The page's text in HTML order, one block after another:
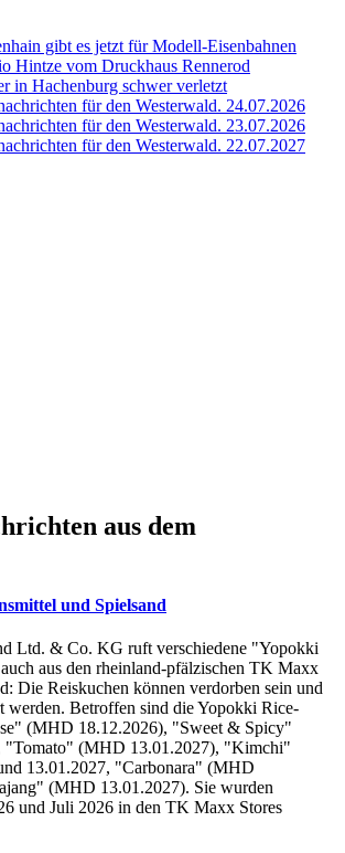
gibt es jetzt für Modell-Eisenbahnen
Hintze vom Druckhaus Rennerod
in Hachenburg schwer verletzt
für den Westerwald. 24.07.2026
für den Westerwald. 23.07.2026
für den Westerwald. 22.07.2027
aus dem
und Spielsand
Ltd. & Co. KG ruft verschiedene "Yopokki
aus den rheinland-pfälzischen TK Maxx
Die Reiskuchen können verdorben sein und
werden. Betroffen sind die Yopokki Rice-
(MHD 18.12.2026), "Sweet & Spicy"
"Tomato" (MHD 13.01.2027), "Kimchi"
13.01.2027, "Carbonara" (MHD
(MHD 13.01.2027). Sie wurden
und Juli 2026 in den TK Maxx Stores